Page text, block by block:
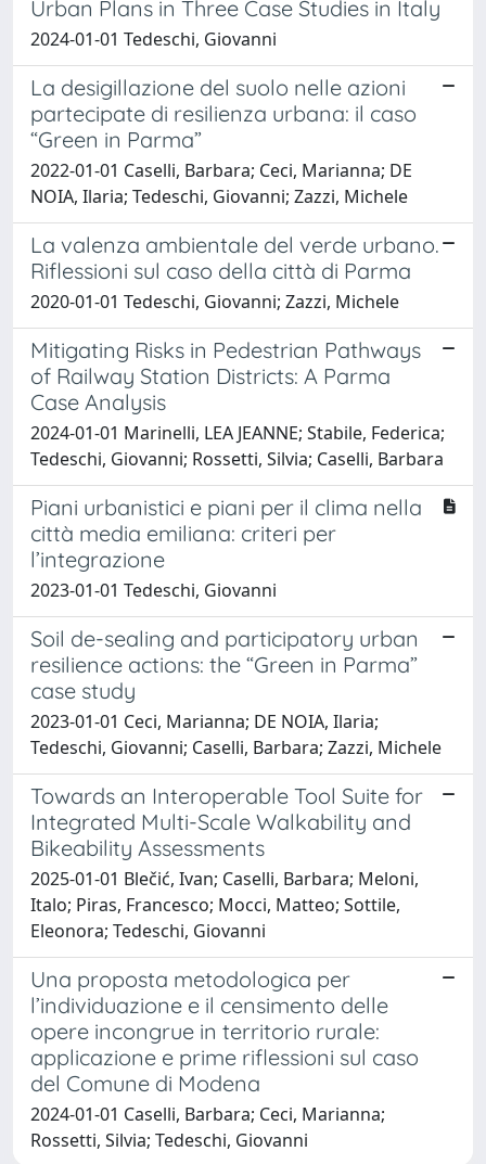
Urban Plans in Three Case Studies in Italy
2024-01-01 Tedeschi, Giovanni
La desigillazione del suolo nelle azioni
partecipate di resilienza urbana: il caso
“Green in Parma”
2022-01-01 Caselli, Barbara; Ceci, Marianna; DE
NOIA, Ilaria; Tedeschi, Giovanni; Zazzi, Michele
La valenza ambientale del verde urbano.
Riflessioni sul caso della città di Parma
2020-01-01 Tedeschi, Giovanni; Zazzi, Michele
Mitigating Risks in Pedestrian Pathways
of Railway Station Districts: A Parma
Case Analysis
2024-01-01 Marinelli, LEA JEANNE; Stabile, Federica;
Tedeschi, Giovanni; Rossetti, Silvia; Caselli, Barbara
Piani urbanistici e piani per il clima nella
città media emiliana: criteri per
l’integrazione
2023-01-01 Tedeschi, Giovanni
Soil de-sealing and participatory urban
resilience actions: the “Green in Parma”
case study
2023-01-01 Ceci, Marianna; DE NOIA, Ilaria;
Tedeschi, Giovanni; Caselli, Barbara; Zazzi, Michele
Towards an Interoperable Tool Suite for
Integrated Multi-Scale Walkability and
Bikeability Assessments
2025-01-01 Blečić, Ivan; Caselli, Barbara; Meloni,
Italo; Piras, Francesco; Mocci, Matteo; Sottile,
Eleonora; Tedeschi, Giovanni
Una proposta metodologica per
l’individuazione e il censimento delle
opere incongrue in territorio rurale:
applicazione e prime riflessioni sul caso
del Comune di Modena
2024-01-01 Caselli, Barbara; Ceci, Marianna;
Rossetti, Silvia; Tedeschi, Giovanni